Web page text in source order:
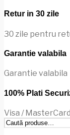
Retur in 30 zile
30 zile pentru
Garantie valabila
Garantie valabila
100% Plati
Visa / MasterCard
Caută
după: